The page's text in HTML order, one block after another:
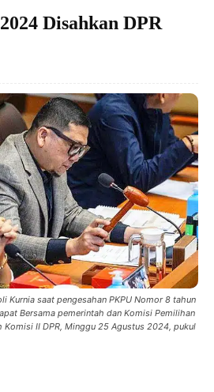
Disahkan DPR
Kurnia saat pengesahan PKPU Nomor 8 tahun
Bersama pemerintah dan Komisi Pemilihan
Komisi II DPR, Minggu 25 Agustus 2024, pukul